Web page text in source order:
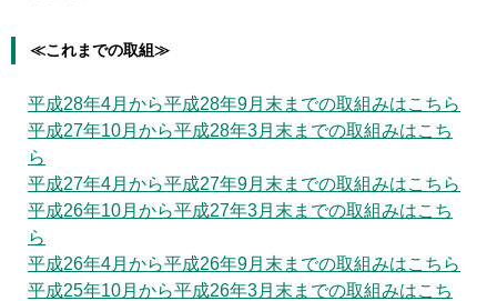
≪これまでの取組≫
平成28年4月から平成28年9月末までの取組みはこちら
平成27年10月から平成28年3月末までの取組みはこち
ら
平成27年4月から平成27年9月末までの取組みはこちら
平成26年10月から平成27年3月末までの取組みはこち
ら
平成26年4月から平成26年9月末までの取組みはこちら
平成25年10月から平成26年3月末までの取組みはこち